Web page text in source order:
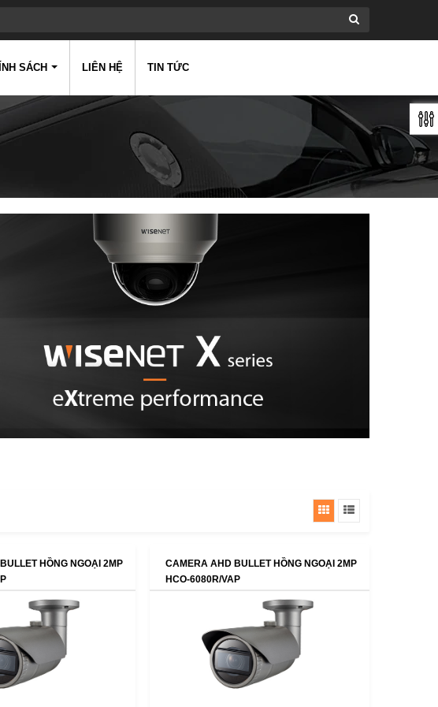
SÁCH LIÊN HỆ TIN TỨC
HỒNG NGOẠI 2MP
CAMERA AHD BULLET HỒNG NGOẠI 2MP
HCO-6080R/VAP